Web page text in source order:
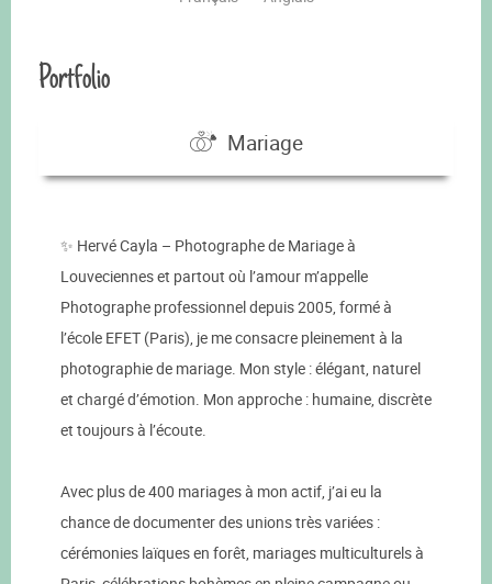
Portfolio
Mariage
✨ Hervé Cayla – Photographe de Mariage à
Louveciennes et partout où l’amour m’appelle
Photographe professionnel depuis 2005, formé à
l’école EFET (Paris), je me consacre pleinement à la
photographie de mariage. Mon style : élégant, naturel
et chargé d’émotion. Mon approche : humaine, discrète
et toujours à l’écoute.
Avec plus de 400 mariages à mon actif, j’ai eu la
chance de documenter des unions très variées :
cérémonies laïques en forêt, mariages multiculturels à